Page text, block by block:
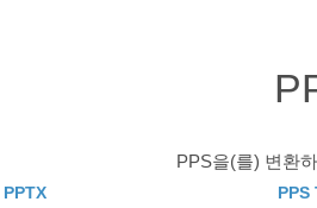
PPS을(를) 변환
PPTX PPS